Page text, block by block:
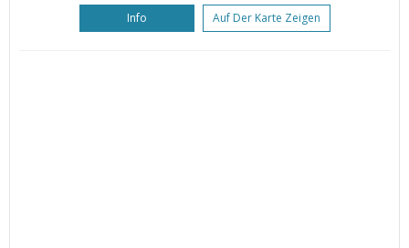
Info Auf Der Karte Zeigen